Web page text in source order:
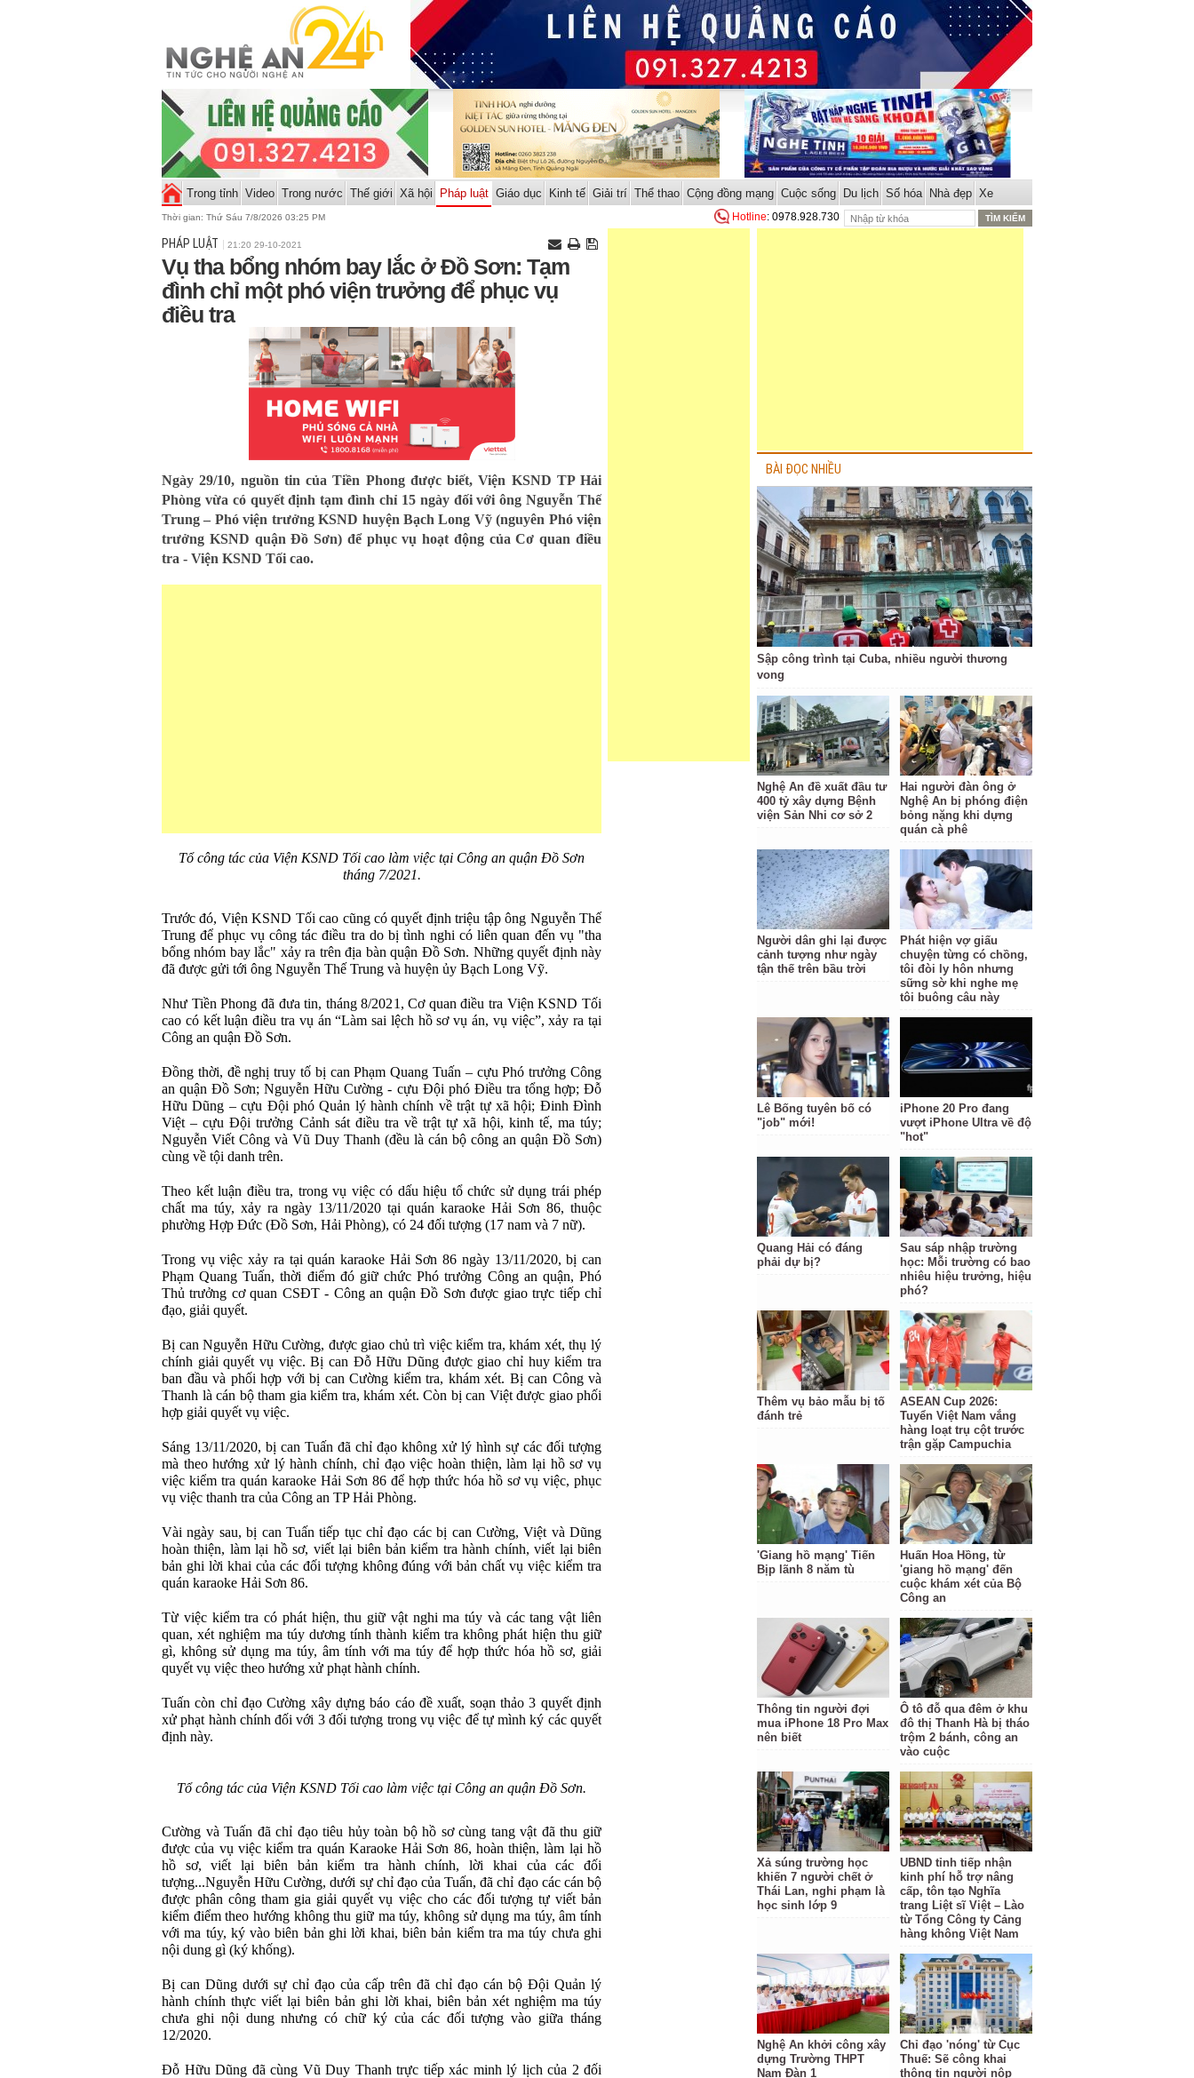
Trong tỉnh Video Trong nước Thế giới Xã hội Pháp luật Giáo dục Kinh tế Giải trí Thể thao Cộng đồng mạng Cuộc sống Du lịch Số hóa Nhà đẹp Xe
Thời gian: Thứ Sáu 7/8/2026 03:25 PM Hotline: 0978.928.730
PHÁP LUẬT 21:20 29-10-2021
Vụ tha bổng nhóm bay lắc ở Đồ Sơn: Tạm
đình chỉ một phó viện trưởng để phục vụ
điều tra
Ngày 29/10, nguồn tin của Tiền Phong được biết, Viện KSND TP Hải
Phòng vừa có quyết định tạm đình chỉ 15 ngày đối với ông Nguyễn Thế
Trung – Phó viện trưởng KSND huyện Bạch Long Vỹ (nguyên Phó viện
trưởng KSND quận Đồ Sơn) để phục vụ hoạt động của Cơ quan điều
tra - Viện KSND Tối cao.
Tổ công tác của Viện KSND Tối cao làm việc tại Công an quận Đồ Sơn
tháng 7/2021.
Trước đó, Viện KSND Tối cao cũng có quyết định triệu tập ông Nguyễn Thế
Trung để phục vụ công tác điều tra do bị tình nghi có liên quan đến vụ "tha
bổng nhóm bay lắc" xảy ra trên địa bàn quận Đồ Sơn. Những quyết định này
đã được gửi tới ông Nguyễn Thế Trung và huyện ủy Bạch Long Vỹ.
Như Tiền Phong đã đưa tin, tháng 8/2021, Cơ quan điều tra Viện KSND Tối
cao có kết luận điều tra vụ án “Làm sai lệch hồ sơ vụ án, vụ việc”, xảy ra tại
Công an quận Đồ Sơn.
Đồng thời, đề nghị truy tố bị can Phạm Quang Tuấn – cựu Phó trưởng Công
an quận Đồ Sơn; Nguyễn Hữu Cường - cựu Đội phó Điều tra tổng hợp; Đỗ
Hữu Dũng – cựu Đội phó Quản lý hành chính về trật tự xã hội; Đinh Đình
Việt – cựu Đội trưởng Cảnh sát điều tra về trật tự xã hội, kinh tế, ma túy;
Nguyễn Viết Công và Vũ Duy Thanh (đều là cán bộ công an quận Đồ Sơn)
cùng về tội danh trên.
Theo kết luận điều tra, trong vụ việc có dấu hiệu tổ chức sử dụng trái phép
chất ma túy, xảy ra ngày 13/11/2020 tại quán karaoke Hải Sơn 86, thuộc
phường Hợp Đức (Đồ Sơn, Hải Phòng), có 24 đối tượng (17 nam và 7 nữ).
Trong vụ việc xảy ra tại quán karaoke Hải Sơn 86 ngày 13/11/2020, bị can
Phạm Quang Tuấn, thời điểm đó giữ chức Phó trưởng Công an quận, Phó
Thủ trưởng cơ quan CSĐT - Công an quận Đồ Sơn được giao trực tiếp chỉ
đạo, giải quyết.
Bị can Nguyễn Hữu Cường, được giao chủ trì việc kiểm tra, khám xét, thụ lý
chính giải quyết vụ việc. Bị can Đỗ Hữu Dũng được giao chỉ huy kiểm tra
ban đầu và phối hợp với bị can Cường kiểm tra, khám xét. Bị can Công và
Thanh là cán bộ tham gia kiểm tra, khám xét. Còn bị can Việt được giao phối
hợp giải quyết vụ việc.
Sáng 13/11/2020, bị can Tuấn đã chỉ đạo không xử lý hình sự các đối tượng
mà theo hướng xử lý hành chính, chỉ đạo việc hoàn thiện, làm lại hồ sơ vụ
việc kiểm tra quán karaoke Hải Sơn 86 để hợp thức hóa hồ sơ vụ việc, phục
vụ việc thanh tra của Công an TP Hải Phòng.
Vài ngày sau, bị can Tuấn tiếp tục chỉ đạo các bị can Cường, Việt và Dũng
hoàn thiện, làm lại hồ sơ, viết lại biên bản kiểm tra hành chính, viết lại biên
bản ghi lời khai của các đối tượng không đúng với bản chất vụ việc kiểm tra
quán karaoke Hải Sơn 86.
Từ việc kiểm tra có phát hiện, thu giữ vật nghi ma túy và các tang vật liên
quan, xét nghiệm ma túy dương tính thành kiểm tra không phát hiện thu giữ
gì, không sử dụng ma túy, âm tính với ma túy để hợp thức hóa hồ sơ, giải
quyết vụ việc theo hướng xử phạt hành chính.
Tuấn còn chỉ đạo Cường xây dựng báo cáo đề xuất, soạn thảo 3 quyết định
xử phạt hành chính đối với 3 đối tượng trong vụ việc để tự mình ký các quyết
định này.
Tổ công tác của Viện KSND Tối cao làm việc tại Công an quận Đồ Sơn.
Cường và Tuấn đã chỉ đạo tiêu hủy toàn bộ hồ sơ cùng tang vật đã thu giữ
được của vụ việc kiểm tra quán Karaoke Hải Sơn 86, hoàn thiện, làm lại hồ
hồ sơ, viết lại biên bản kiểm tra hành chính, lời khai của các đối
tượng...Nguyễn Hữu Cường, dưới sự chỉ đạo của Tuấn, đã chỉ đạo các cán bộ
được phân công tham gia giải quyết vụ việc cho các đối tượng tự viết bản
kiểm điểm theo hướng không thu giữ ma túy, không sử dụng ma túy, âm tính
với ma túy, ký vào biên bản ghi lời khai, biên bản kiểm tra ma túy chưa ghi
nội dung gì (ký khống).
Bị can Dũng dưới sự chỉ đạo của cấp trên đã chỉ đạo cán bộ Đội Quản lý
hành chính thực viết lại biên bản ghi lời khai, biên bản xét nghiệm ma túy
chưa ghi nội dung nhưng có chữ ký của các đối tượng vào giữa tháng
12/2020.
Đỗ Hữu Dũng đã cùng Vũ Duy Thanh trực tiếp xác minh lý lịch của 2 đối
BÀI ĐỌC NHIỀU
Sập công trình tại Cuba, nhiều người thương
vong
Nghệ An đề xuất đầu tư
400 tỷ xây dựng Bệnh
viện Sản Nhi cơ sở 2
Hai người đàn ông ở
Nghệ An bị phóng điện
bỏng nặng khi dựng
quán cà phê
Người dân ghi lại được
cảnh tượng như ngày
tận thế trên bầu trời
Phát hiện vợ giấu
chuyện từng có chồng,
tôi đòi ly hôn nhưng
sững sờ khi nghe mẹ
tôi buông câu này
Lê Bống tuyên bố có
"job" mới!
iPhone 20 Pro đang
vượt iPhone Ultra về độ
"hot"
Quang Hải có đáng
phải dự bị?
Sau sáp nhập trường
học: Mỗi trường có bao
nhiêu hiệu trưởng, hiệu
phó?
Thêm vụ bảo mẫu bị tố
đánh trẻ
ASEAN Cup 2026:
Tuyển Việt Nam vắng
hàng loạt trụ cột trước
trận gặp Campuchia
'Giang hồ mạng' Tiến
Bịp lãnh 8 năm tù
Huấn Hoa Hồng, từ
'giang hồ mạng' đến
cuộc khám xét của Bộ
Công an
Thông tin người đợi
mua iPhone 18 Pro Max
nên biết
Ô tô đỗ qua đêm ở khu
đô thị Thanh Hà bị tháo
trộm 2 bánh, công an
vào cuộc
Xả súng trường học
khiến 7 người chết ở
Thái Lan, nghi phạm là
học sinh lớp 9
UBND tỉnh tiếp nhận
kinh phí hỗ trợ nâng
cấp, tôn tạo Nghĩa
trang Liệt sĩ Việt – Lào
từ Tổng Công ty Cảng
hàng không Việt Nam
Nghệ An khởi công xây
dựng Trường THPT
Nam Đàn 1
Chỉ đạo 'nóng' từ Cục
Thuế: Sẽ công khai
thông tin người nộp